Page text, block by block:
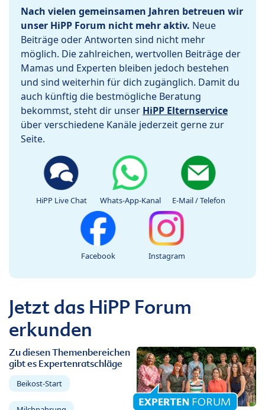
Nach vielen gemeinsamen Jahren betreuen wir
unser HiPP Forum nicht mehr aktiv. Neue
Beiträge oder Antworten sind nicht mehr
möglich. Die zahlreichen, wertvollen Beiträge der
Mamas und Experten bleiben jedoch bestehen
und sind weiterhin für dich zugänglich. Damit du
auch künftig die bestmögliche Beratung
bekommst, steht dir unser HiPP Elternservice
über verschiedene Kanäle jederzeit gerne zur
Seite.
HiPP Live Chat Whats-App-Kanal E-Mail / Telefon
Facebook Instagram
Jetzt das HiPP Forum
erkunden
Zu diesen Themenbereichen
gibt es Expertenratschläge
Beikost-Start